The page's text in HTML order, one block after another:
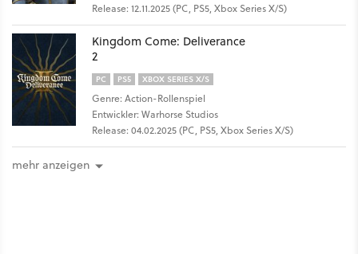
Release: 12.11.2025 (PC, PS5, Xbox Series X/S)
Kingdom Come: Deliverance
2
PC PS5 XBOX SERIES X/S
Genre: Action-Rollenspiel
Entwickler: Warhorse Studios
Release: 04.02.2025 (PC, PS5, Xbox Series X/S)
mehr anzeigen